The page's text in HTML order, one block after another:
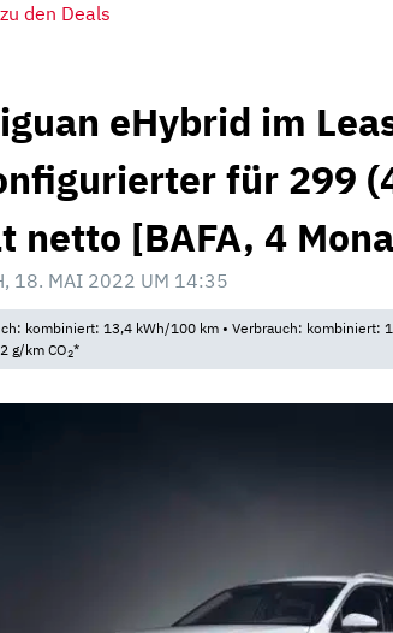
den Deals
eHybrid im
für 299
netto [BAFA, 4
18. MAI 2022 UM 14:35
kombiniert: 13,4 kWh/100 km • Verbrauch: kombiniert:
g/km CO2*